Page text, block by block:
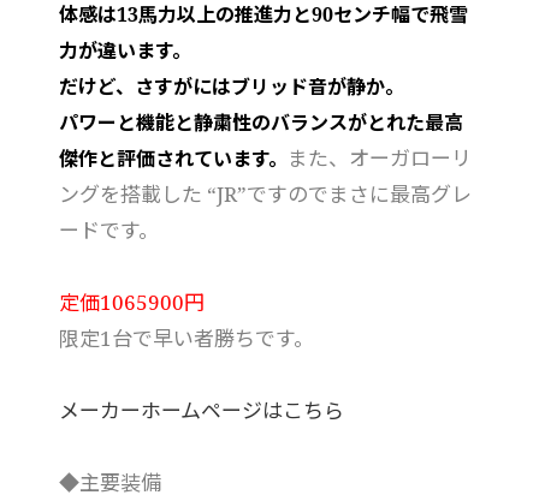
体感は13馬力以上の推進力と90センチ幅で飛雪
力が違います。
だけど、さすがにはブリッド音が静か。
パワーと機能と静粛性のバランスがとれた最高
傑作と評価されています。 また、オーガローリ
ングを搭載した “JR”ですのでまさに最高グレ
ードです。
定価1065900円
限定1台で早い者勝ちです。
メーカーホームページはこちら
◆主要装備